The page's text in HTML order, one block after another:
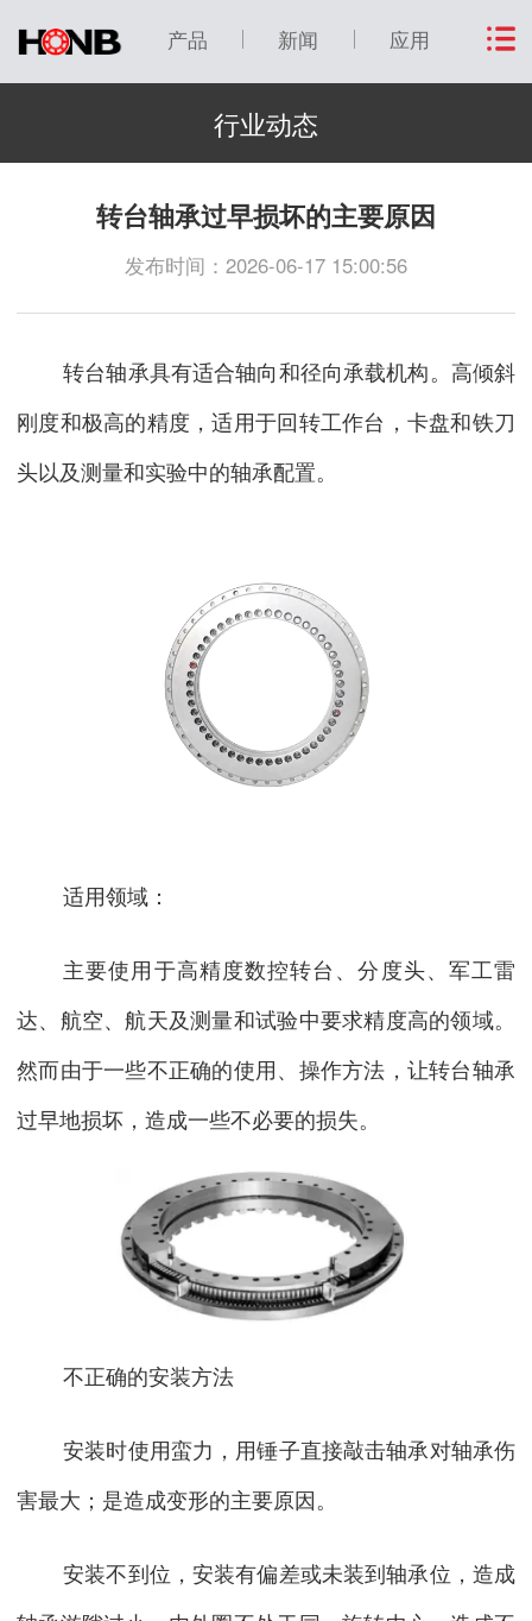
产品 新闻 应用
行业动态
转台轴承过早损坏的主要原因
发布时间：2026-06-17 15:00:56
转台轴承具有适合轴向和径向承载机构。高倾斜
刚度和极高的精度，适用于回转工作台，卡盘和铁刀
头以及测量和实验中的轴承配置。
适用领域：
主要使用于高精度数控转台、分度头、军工雷
达、航空、航天及测量和试验中要求精度高的领域。
然而由于一些不正确的使用、操作方法，让转台轴承
过早地损坏，造成一些不必要的损失。
不正确的安装方法
安装时使用蛮力，用锤子直接敲击轴承对轴承伤
害最大；是造成变形的主要原因。
安装不到位，安装有偏差或未装到轴承位，造成